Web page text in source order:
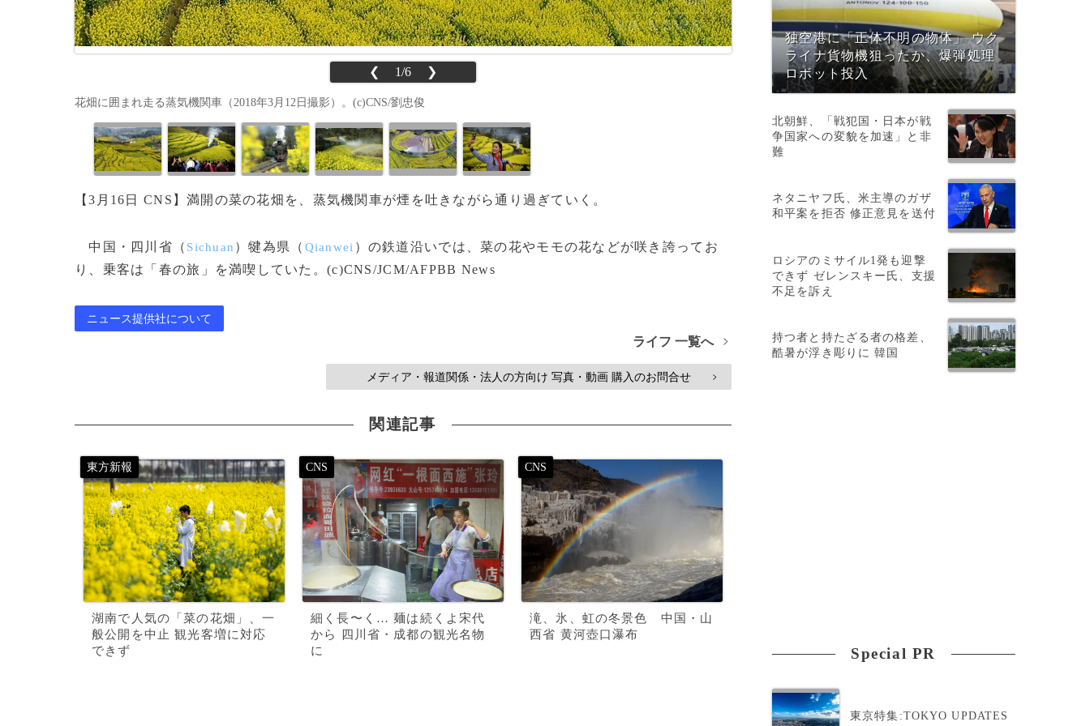
❮ 1/6 ❯
花畑に囲まれ走る蒸気機関車（2018年3月12日撮影）。(c)CNS/劉忠俊
【3月16日 CNS】満開の菜の花畑を、蒸気機関車が煙を吐きながら通り過ぎていく。
中国・四川省（ Sichuan ）犍為県（ Qianwei ）の鉄道沿いでは、菜の花やモモの花などが咲き誇ってお
り、乗客は「春の旅」を満喫していた。(c)CNS/JCM/AFPBB News
ニュース提供社について
ライフ 一覧へ >
メディア・報道関係・法人の方向け 写真・動画 購入のお問合せ >
関連記事
湖南で人気の「菜の花畑」、一
般公開を中止 観光客増に対応
できず
細く長〜く… 麺は続くよ宋代
から 四川省・成都の観光名物
に
滝、氷、虹の冬景色 中国・山
西省 黄河壺口瀑布
独空港に「正体不明の物体」 ウク
ライナ貨物機狙ったか、爆弾処理
ロボット投入
北朝鮮、「戦犯国・日本が戦
争国家への変貌を加速」と非
難
ネタニヤフ氏、米主導のガザ
和平案を拒否 修正意見を送付
ロシアのミサイル1発も迎撃
できず ゼレンスキー氏、支援
不足を訴え
持つ者と持たざる者の格差、
酷暑が浮き彫りに 韓国
Special PR
東京特集:TOKYO UPDATES